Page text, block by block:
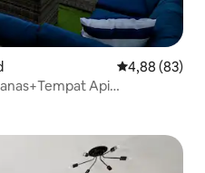
Nilai rata-rata
4,88 (83)
Api
Kota